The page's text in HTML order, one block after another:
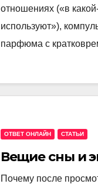
отношениях («в
используют»),
парфюма с
ОТВЕТ ОНЛАЙН СТАТЬИ
Вещие сны и
Почему после